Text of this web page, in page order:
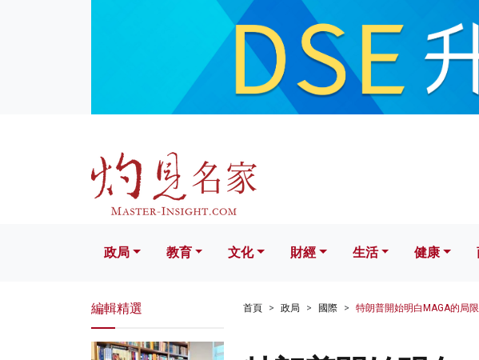
文化 財經 生活 健康
政局 教育 文化 財經 生活 健康
首頁 政局 國際 特朗普開始明白MAGA的局
編輯精選